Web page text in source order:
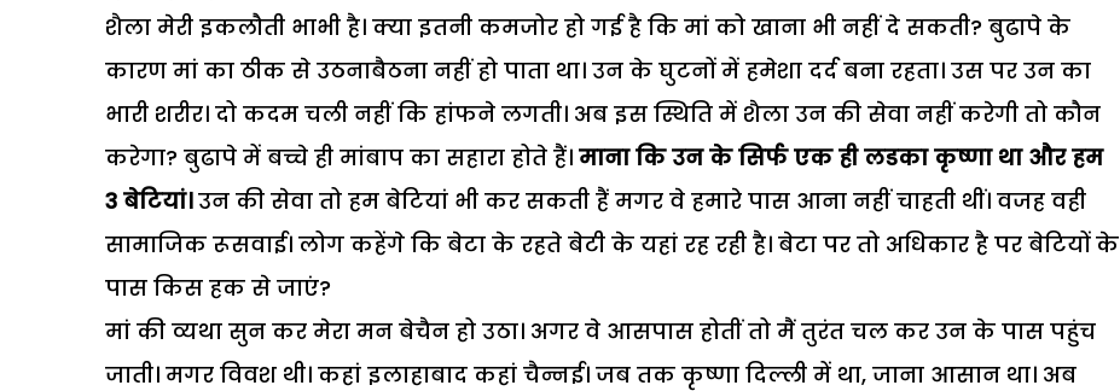
शैला मेरी इकलौती भाभी है। क्या इतनी कमजोर हो गई है कि मां को खाना भी नहीं दे सकती? बुढापे के
कारण मां का ठीक से उठनाबैठना नहीं हो पाता था। उन के घुटनों में हमेशा दर्द बना रहता। उस पर उन का
भारी शरीर। दो कदम चली नहीं कि हांफने लगती। अब इस स्थिति में शैला उन की सेवा नहीं करेगी तो कौन
करेगा? बुढापे में बच्चे ही मांबाप का सहारा होते हैं। माना कि उन के सिर्फ एक ही लडका कृष्णा था और हम
3 बेटियां।उन की सेवा तो हम बेटियां भी कर सकती हैं मगर वे हमारे पास आना नहीं चाहती थीं। वजह वही
सामाजिक रूसवाई। लोग कहेंगे कि बेटा के रहते बेटी के यहां रह रही है। बेटा पर तो अधिकार है पर बेटियों के
पास किस हक से जाएं?
मां की व्यथा सुन कर मेरा मन बेचैन हो उठा। अगर वे आसपास होतीं तो मैं तुरंत चल कर उन के पास पहुंच
जाती। मगर विवश थी। कहां इलाहाबाद कहां चैन्नई। जब तक कृष्णा दिल्ली में था, जाना आसान था। अब